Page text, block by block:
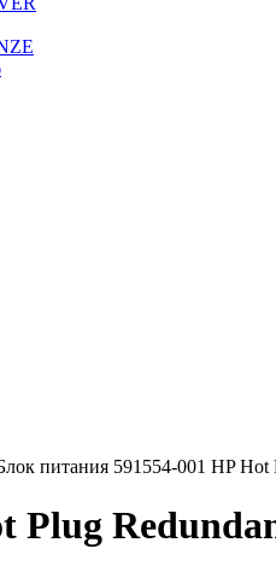
питания 591554-001 HP
Plug